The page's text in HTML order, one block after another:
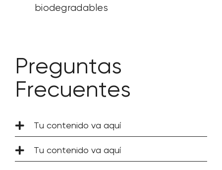
biodegradables
Preguntas
Frecuentes
Tu contenido va aquí
Tu contenido va aquí